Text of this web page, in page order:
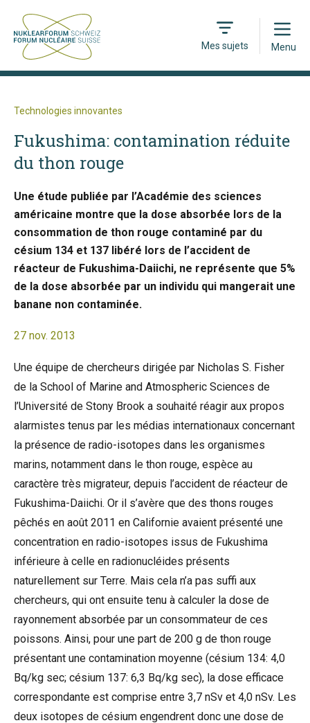
Mes sujets
Open
Menu
Technologies innovantes
Fukushima: contamination réduite
du thon rouge
Une étude publiée par l’Académie des sciences
américaine montre que la dose absorbée lors de la
consommation de thon rouge contaminé par du
césium 134 et 137 libéré lors de l’accident de
réacteur de Fukushima-Daiichi, ne représente que 5%
de la dose absorbée par un individu qui mangerait une
banane non contaminée.
27 nov. 2013
Une équipe de chercheurs dirigée par Nicholas S. Fisher
de la School of Marine and Atmospheric Sciences de
l’Université de Stony Brook a souhaité réagir aux propos
alarmistes tenus par les médias internationaux concernant
la présence de radio-isotopes dans les organismes
marins, notamment dans le thon rouge, espèce au
caractère très migrateur, depuis l’accident de réacteur de
Fukushima-Daiichi. Or il s’avère que des thons rouges
pêchés en août 2011 en Californie avaient présenté une
concentration en radio-isotopes issus de Fukushima
inférieure à celle en radionucléides présents
naturellement sur Terre. Mais cela n’a pas suffi aux
chercheurs, qui ont ensuite tenu à calculer la dose de
rayonnement absorbée par un consommateur de ces
poissons. Ainsi, pour une part de 200 g de thon rouge
présentant une contamination moyenne (césium 134: 4,0
Bq/kg sec; césium 137: 6,3 Bq/kg sec), la dose efficace
correspondante est comprise entre 3,7 nSv et 4,0 nSv. Les
deux isotopes de césium engendrent donc une dose de